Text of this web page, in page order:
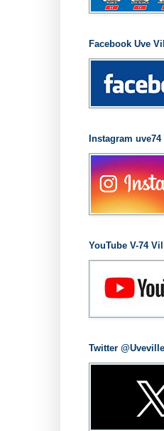
Facebook Uve
Instagram uve74
YouTube V-74
Twitter